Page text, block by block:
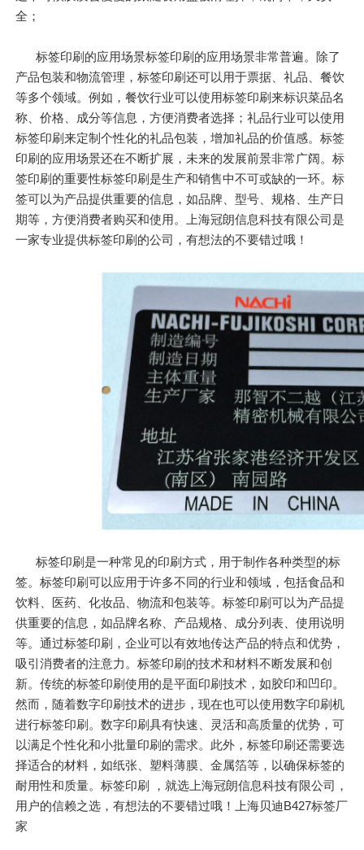
全；
标签印刷的应用场景标签印刷的应用场景非常普遍。除了
产品包装和物流管理，标签印刷还可以用于票据、礼品、餐饮
等多个领域。例如，餐饮行业可以使用标签印刷来标识菜品名
称、价格、成分等信息，方便消费者选择；礼品行业可以使用
标签印刷来定制个性化的礼品包装，增加礼品的价值感。标签
印刷的应用场景还在不断扩展，未来的发展前景非常广阔。标
签印刷的重要性标签印刷是生产和销售中不可或缺的一环。标
签可以为产品提供重要的信息，如品牌、型号、规格、生产日
期等，方便消费者购买和使用。上海冠朗信息科技有限公司是
一家专业提供标签印刷的公司，有想法的不要错过哦！
标签印刷是一种常见的印刷方式，用于制作各种类型的标
签。标签印刷可以应用于许多不同的行业和领域，包括食品和
饮料、医药、化妆品、物流和包装等。标签印刷可以为产品提
供重要的信息，如品牌名称、产品规格、成分列表、使用说明
等。通过标签印刷，企业可以有效地传达产品的特点和优势，
吸引消费者的注意力。标签印刷的技术和材料不断发展和创
新。传统的标签印刷使用的是平面印刷技术，如胶印和凹印。
然而，随着数字印刷技术的进步，现在也可以使用数字印刷机
进行标签印刷。数字印刷具有快速、灵活和高质量的优势，可
以满足个性化和小批量印刷的需求。此外，标签印刷还需要选
择适合的材料，如纸张、塑料薄膜、金属箔等，以确保标签的
耐用性和质量。标签印刷 ，就选上海冠朗信息科技有限公司，
用户的信赖之选，有想法的不要错过哦！上海贝迪B427标签厂
家